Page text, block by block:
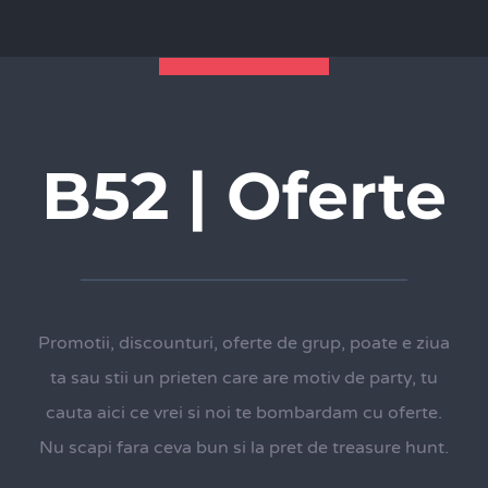
B52 | Oferte
Promotii, discounturi, oferte de grup, poate e ziua
ta sau stii un prieten care are motiv de party, tu
cauta aici ce vrei si noi te bombardam cu oferte.
Nu scapi fara ceva bun si la pret de treasure hunt.